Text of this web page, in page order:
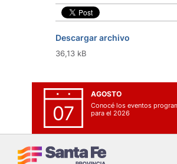
Descargar archivo
36,13 kB
07
AGOSTO
Conocé los eventos
para el 2026